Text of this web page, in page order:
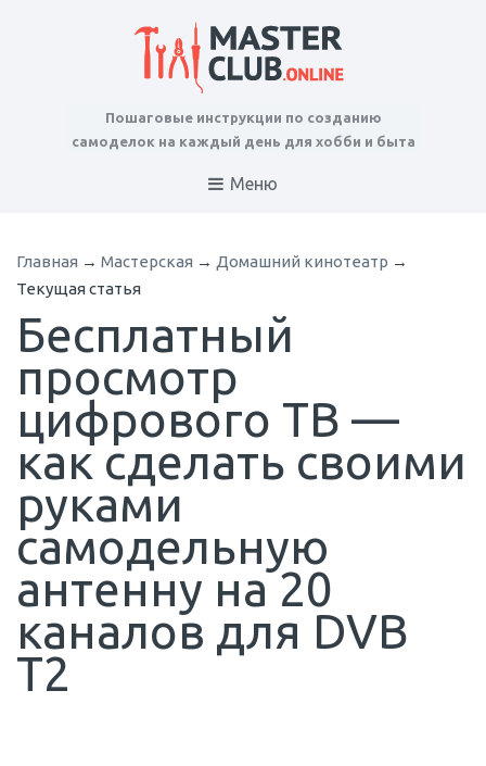
Пошаговые инструкции по созданию
самоделок на каждый день для хобби и быта
Меню
Главная → Мастерская → Домашний кинотеатр →
Текущая статья
Бесплатный
просмотр
цифрового ТВ —
как сделать своими
руками
самодельную
антенну на 20
каналов для DVB
T2